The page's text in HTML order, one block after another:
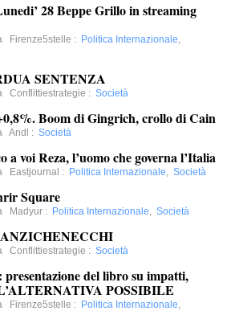
28 Beppe Grillo in streaming
Firenze5stelle : Politica Internazionale,
SENTENZA
Conflittiestrategie : Società
Boom di Gingrich, crollo di Cain
Andl : Società
voi Reza, l’uomo che governa l’Italia
Eastjournal : Politica Internazionale, Società
Square
Madyur : Politica Internazionale, Società
Conflittiestrategie : Società
del libro su impatti,
POSSIBILE
Firenze5stelle : Politica Internazionale,